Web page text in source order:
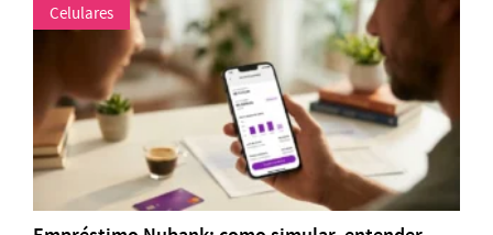
Celulares